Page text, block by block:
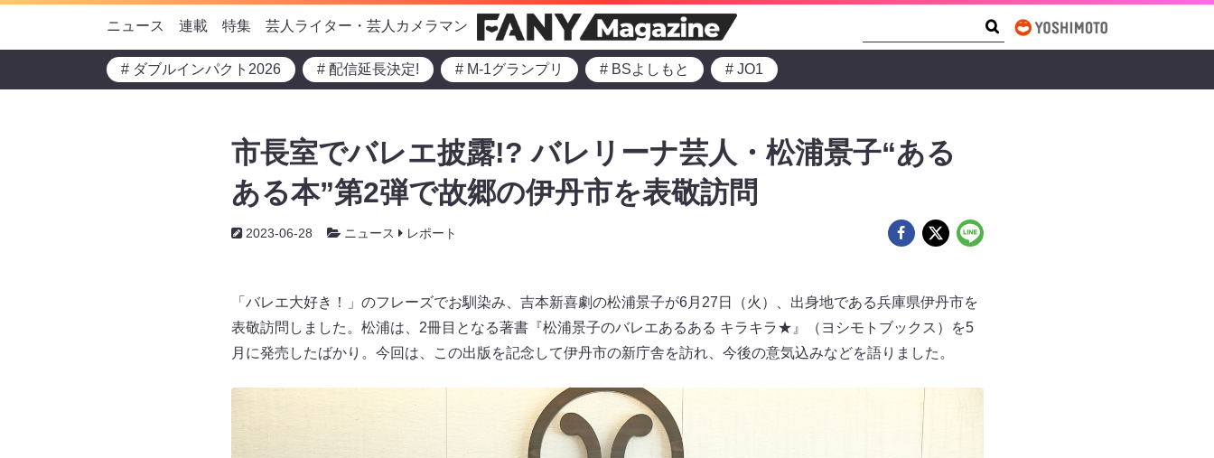
ニュース 連載 特集 芸人ライター・芸人カメラマン
# ダブルインパクト2026 # 配信延長決定! # M-1グランプリ # BSよしもと # JO1
市長室でバレエ披露!? バレリーナ芸人・松浦景子“ある
ある本”第2弾で故郷の伊丹市を表敬訪問
2023-06-28 ニュース レポート
「バレエ大好き！」のフレーズでお馴染み、吉本新喜劇の松浦景子が6月27日（火）、出身地である兵庫県伊丹市を
表敬訪問しました。松浦は、2冊目となる著書『松浦景子のバレエあるある キラキラ★』（ヨシモトブックス）を5
月に発売したばかり。今回は、この出版を記念して伊丹市の新庁舎を訪れ、今後の意気込みなどを語りました。